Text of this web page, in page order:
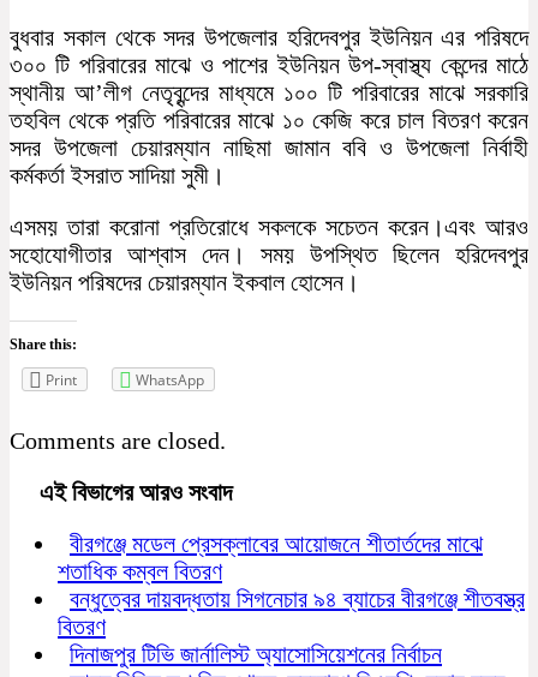
বুধবার সকাল থেকে সদর উপজেলার হরিদেবপুর ইউনিয়ন এর পরিষদে
৩০০ টি পরিবারের মাঝে ও পাশের ইউনিয়ন উপ-স্বাস্থ্য কেন্দের মাঠে
স্থানীয় আ’লীগ নেতৃবৃন্দের মাধ্যমে ১০০ টি পরিবারের মাঝে সরকারি
তহবিল থেকে প্রতি পরিবারের মাঝে ১০ কেজি করে চাল বিতরণ করেন
সদর উপজেলা চেয়ারম্যান নাছিমা জামান ববি ও উপজেলা নির্বাহী
কর্মকর্তা ইসরাত সাদিয়া সুমী।
এসময় তারা করোনা প্রতিরোধে সকলকে সচেতন করেন।এবং আরও
সহোযোগীতার আশ্বাস দেন। সময় উপস্থিত ছিলেন হরিদেবপুর
ইউনিয়ন পরিষদের চেয়ারম্যান ইকবাল হোসেন।
Share this:
Print WhatsApp
Comments are closed.
এই বিভাগের আরও সংবাদ
বীরগঞ্জে মডেল প্রেসক্লাবের আয়োজনে শীতার্তদের মাঝে
শতাধিক কম্বল বিতরণ
বন্ধুত্বের দায়বদ্ধতায় সিগনেচার ৯৪ ব্যাচের বীরগঞ্জে শীতবস্ত্র
বিতরণ
দিনাজপুর টিভি জার্নালিস্ট অ্যাসোসিয়েশনের নির্বাচন